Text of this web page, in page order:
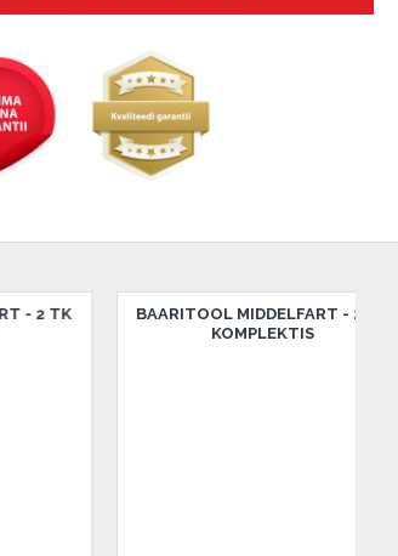
BAARITOOL MIDDELFART - 2 TK
KOMPLEKTIS